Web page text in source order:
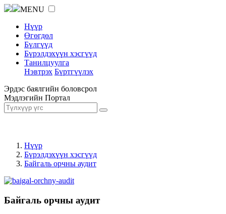
MENU
Нүүр
Өгөгдөл
Бүлгүүд
Бүрэлдэхүүн хэсгүүд
Танилцуулга
Нэвтрэх Бүртгүүлэх
Эрдэс баялгийн боловсрол
Мэдлэгийн Портал
Нүүр
Бүрэлдэхүүн хэсгүүд
Байгаль орчны аудит
Байгаль орчны аудит